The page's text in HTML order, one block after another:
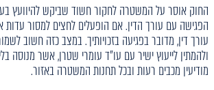
החוק אוסר על המשטרה לחקור חשוד שביקש להיוועץ
הפגישה עם עורך הדין. אם הופעלים לחצים למסור עדות
עורך דין, מדובר בפגיעה בזכויותיך. במצב כזה חשוב
ולהמתין לייעוץ ישיר עם עו"ד עומרי שטרן, אשר מנוסה
מודיעין מכבים רעות ובכל תחנות המשטרה באזור.